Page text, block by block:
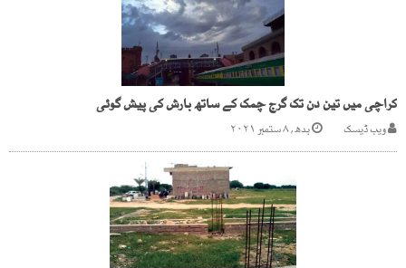
کراچی میں تین دن تک گرج چمک کے ساتھ بارش کی پیش گوئی
ویب ڈیسک بدھ, ۸ ستمبر ۲۰۲۱